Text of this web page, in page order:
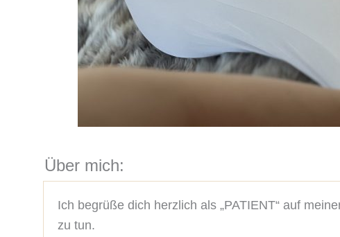
Über mich:
Ich begrüße dich herzlich als „PATIENT“ auf
zu tun.